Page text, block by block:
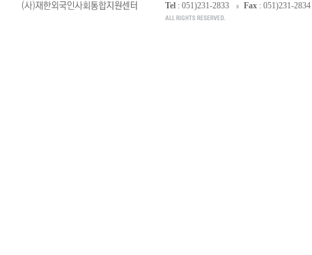
Tel : 051)231-2833 Fax : 051)231-2834